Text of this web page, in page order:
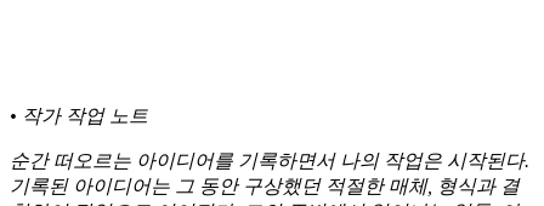
• 작가 작업 노트
순간 떠오르는 아이디어를 기록하면서 나의 작업은 시작된다.
기록된 아이디어는 그 동안 구상했던 적절한 매체, 형식과 결